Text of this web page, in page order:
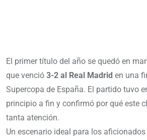
El primer título del año se quedó en
que venció 3-2 al Real Madrid en una
Supercopa de España. El partido tuvo
principio a fin y confirmó por qué este
tanta atención.
Un escenario ideal para los